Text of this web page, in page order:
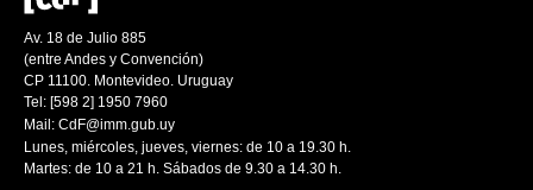
Av. 18 de Julio 885
(entre Andes y Convención)
CP 11100. Montevideo. Uruguay
Tel: [598 2] 1950 7960
Mail: CdF@imm.gub.uy
Lunes, miércoles, jueves, viernes: de 10 a 19.30 h.
Martes: de 10 a 21 h. Sábados de 9.30 a 14.30 h.